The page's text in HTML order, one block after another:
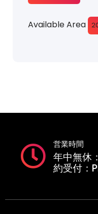
Available Area
営業時間
年中無
約受付：